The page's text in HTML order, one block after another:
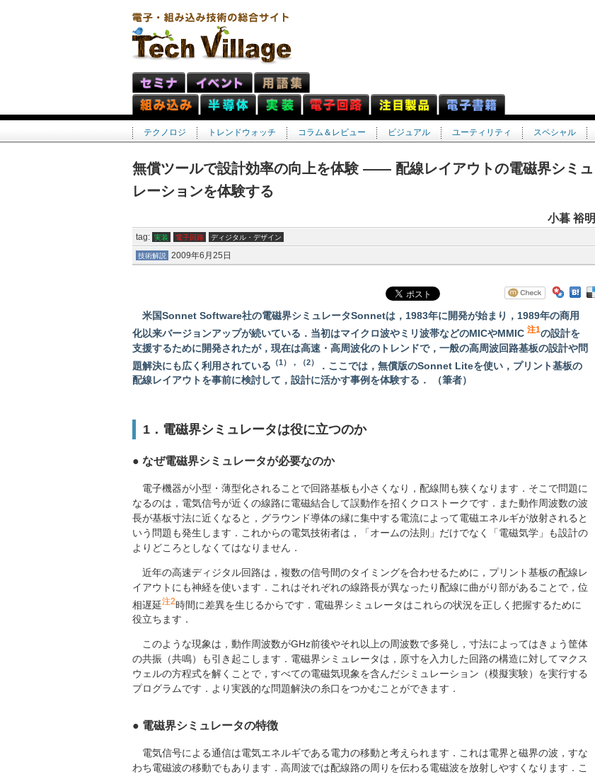
テクノロジ トレンドウォッチ コラム＆レビュー ビジュアル ユーティリティ スペシャル
無償ツールで設計効率の向上を体験 ―― 配線レイアウトの電磁界シミュ
レーションを体験する
小暮 裕明
tag: 実装 電子回路 ディジタル・デザイン
技術解説 2009年6月25日
米国Sonnet Software社の電磁界シミュレータSonnetは，1983年に開発が始まり，1989年の商用
化以来バージョンアップが続いている．当初はマイクロ波やミリ波帯などのMICやMMIC 注1の設計を
支援するために開発されたが，現在は高速・高周波化のトレンドで，一般の高周波回路基板の設計や問
題解決にも広く利用されている （1），（2）
．ここでは，無償版のSonnet Liteを使い，プリント基板の
配線レイアウトを事前に検討して，設計に活かす事例を体験する． （筆者）
1．電磁界シミュレータは役に立つのか
● なぜ電磁界シミュレータが必要なのか
電子機器が小型・薄型化されることで回路基板も小さくなり，配線間も狭くなります．そこで問題に
なるのは，電気信号が近くの線路に電磁結合して誤動作を招くクロストークです．また動作周波数の波
長が基板寸法に近くなると，グラウンド導体の縁に集中する電流によって電磁エネルギが放射されると
いう問題も発生します．これからの電気技術者は，「オームの法則」だけでなく「電磁気学」も設計の
よりどころとしなくてはなりません．
近年の高速ディジタル回路は，複数の信号間のタイミングを合わせるために，プリント基板の配線レ
イアウトにも神経を使います．これはそれぞれの線路長が異なったり配線に曲がり部があることで，位
相遅延注2時間に差異を生じるからです．電磁界シミュレータはこれらの状況を正しく把握するために
役立ちます．
このような現象は，動作周波数がGHz前後やそれ以上の周波数で多発し，寸法によってはきょう筐体
の共振（共鳴）も引き起こします．電磁界シミュレータは，原寸を入力した回路の構造に対してマクス
ウェルの方程式を解くことで，すべての電磁気現象を含んだシミュレーション（模擬実験）を実行する
プログラムです．より実践的な問題解決の糸口をつかむことができます．
● 電磁界シミュレータの特徴
電気信号による通信は電気エネルギである電力の移動と考えられます．これは電界と磁界の波，すな
わち電磁波の移動でもあります．高周波では配線路の周りを伝わる電磁波を放射しやすくなります．こ